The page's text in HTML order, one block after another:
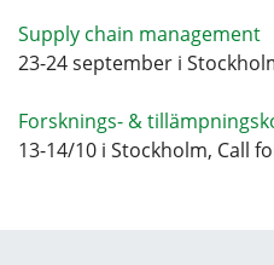
Supply chain management
23-24 september i
Forsknings- &
13-14/10 i Stockholm, Call